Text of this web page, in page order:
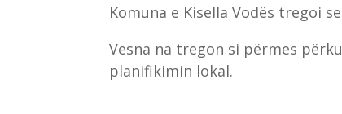
Komuna e Kisella Vodës tregoi
Vesna na tregon si përmes
planifikimin lokal.